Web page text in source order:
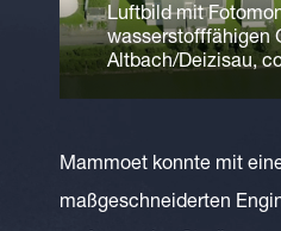
Luftbild mit
wasserstofffähigen
Altbach/Deizisau,
Mammoet konnte mit
maßgeschneiderten